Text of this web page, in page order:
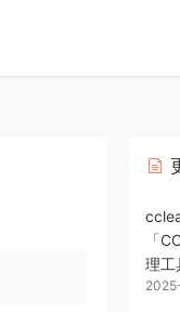
「
理工